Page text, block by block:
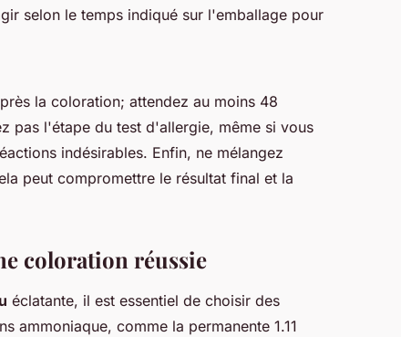
selon le temps indiqué sur l'emballage pour
la coloration; attendez au moins 48
pas l'étape du test d'allergie, même si vous
indésirables. Enfin, ne mélangez
peut compromettre le résultat final et la
coloration réussie
éclatante, il est essentiel de choisir des
ammoniaque, comme la permanente 1.11